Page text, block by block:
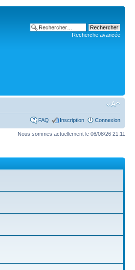
Recherche avancée
FAQ Inscription Connexion
Nous sommes actuellement le 06/08/26 21:11